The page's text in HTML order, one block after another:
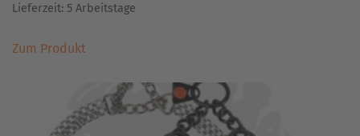
Lieferzeit: 5 Arbeitstage
Zum ProduktProdukt
mehrere
Varianten
auf.